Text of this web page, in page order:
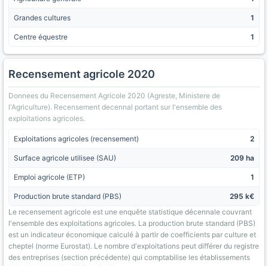
Grandes cultures 1
Centre équestre 1
Recensement agricole 2020
Donnees du Recensement Agricole 2020 (Agreste, Ministere de
l'Agriculture). Recensement decennal portant sur l'ensemble des
exploitations agricoles.
Exploitations agricoles (recensement) 2
Surface agricole utilisee (SAU) 209 ha
Emploi agricole (ETP) 1
Production brute standard (PBS)
295 k€
Le recensement agricole est une enquête statistique décennale couvrant
l'ensemble des exploitations agricoles. La production brute standard (PBS)
est un indicateur économique calculé à partir de coefficients par culture et
cheptel (norme Eurostat). Le nombre d'exploitations peut différer du registre
des entreprises (section précédente) qui comptabilise les établissements